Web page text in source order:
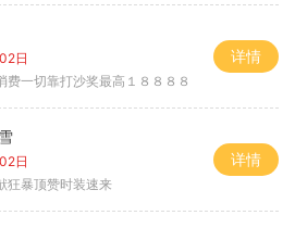
日
费一切靠打沙奖最高１８８８８
详情
日
狂暴顶赞时装速来
详情